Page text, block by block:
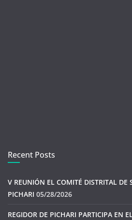
Recent Posts
V REUNIÓN EL COMITÉ DISTRITAL DE
PICHARI 05/28/2026
REGIDOR DE PICHARI PARTICIPA EN